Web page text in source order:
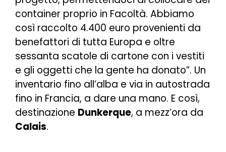
container proprio in Facoltà. Abbiamo
così raccolto 4.400 euro provenienti da
benefattori di tutta Europa e oltre
sessanta scatole di cartone con i vestiti
e gli oggetti che la gente ha donato”. Un
inventario fino all’alba e via in autostrada
fino in Francia, a dare una mano. E così,
destinazione Dunkerque, a mezz’ora da
Calais.